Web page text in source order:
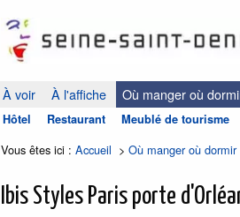
À voir À l'affiche Où manger où
Hôtel Restaurant Meublé de tourisme
Vous êtes ici : Accueil > Où manger où dormir
Ibis Styles Paris porte